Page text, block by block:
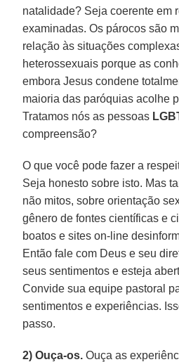
natalidade? Seja coerente em
examinadas. Os párocos são
relação às situações
heterossexuais porque as
embora Jesus condene
maioria das paróquias acolhe
Tratamos nós as pessoas
compreensão?
O que você pode fazer a
Seja honesto sobre isto. Mas
não mitos, sobre orientação
gênero de fontes científicas e
boatos e sites on-line
Então fale com Deus e seu
seus sentimentos e esteja
Convide sua equipe pastoral
sentimentos e experiências.
passo.
2) Ouça-os. Ouça as